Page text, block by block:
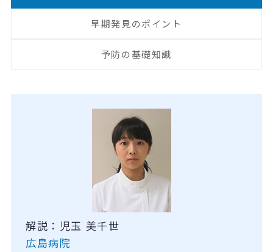
早期発見のポイント
予防の基礎知識
解説：児玉 美千世
広島病院